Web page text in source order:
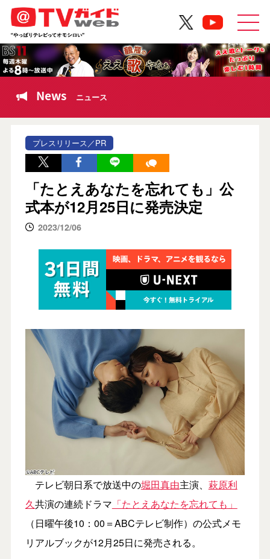
News ニュース
プレスリリース／PR
「たとえあなたを忘れても」公
式本が12月25日に発売決定
2023/12/06
テレビ朝日系で放送中の堀田真由主演、 萩原利
久共演の連続ドラマ 「たとえあなたを忘れても」
（日曜午後10：00＝ABCテレビ制作）の公式メモ
リアルブックが12月25日に発売される。